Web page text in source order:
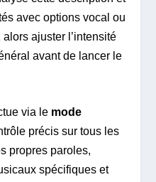
avec options vocal ou
ajuster l’intensité
avant de lancer le
via le mode
précis sur tous les
propres paroles,
spécifiques et